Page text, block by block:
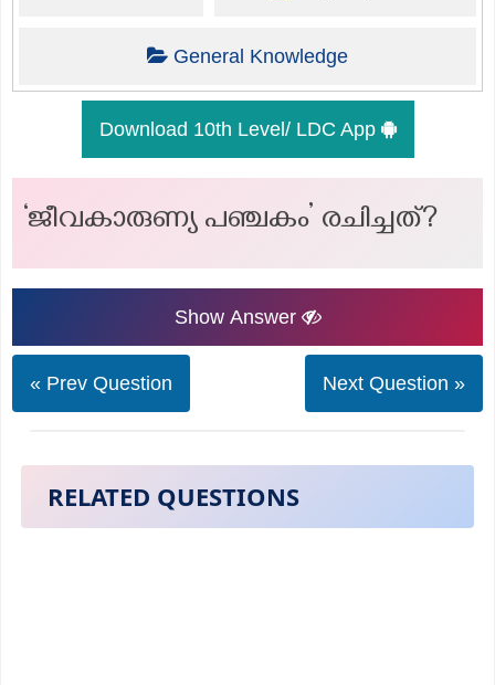
General Knowledge
Download 10th Level/ LDC App
‘ജീവകാരുണ്യ പഞ്ചകം’ രചിച്ചത്?
Show Answer
« Prev Question Next Question »
RELATED QUESTIONS